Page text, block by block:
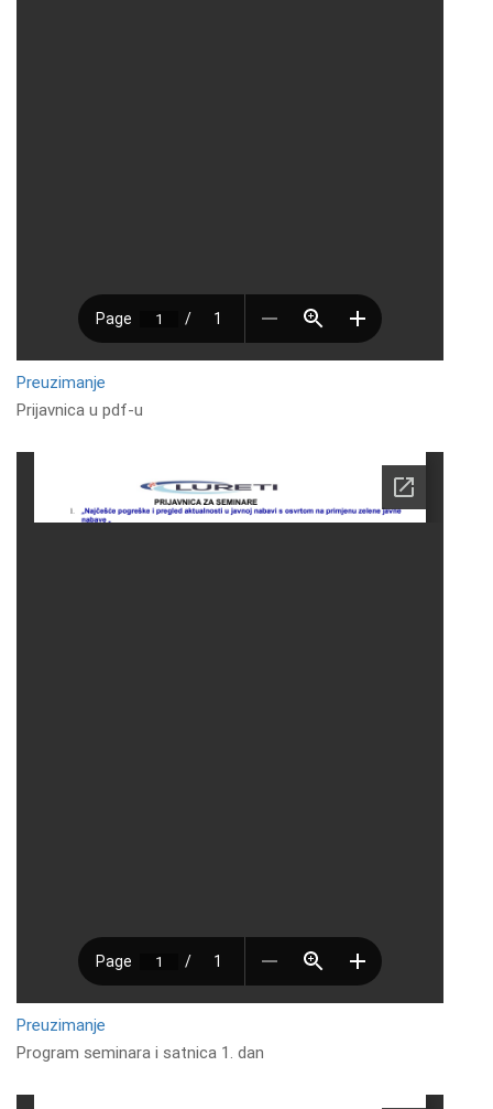
Preuzimanje
Prijavnica u pdf-u
Preuzimanje
Program seminara i satnica 1. dan